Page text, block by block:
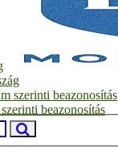
szerinti beazonosítás
beazonosítás